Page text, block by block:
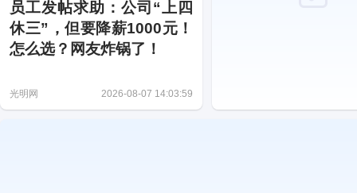
员工发帖求助：公司“上四
休三”，但要降薪1000元！
怎么选？网友炸锅了！
光明网 2026-08-07 14:03:59